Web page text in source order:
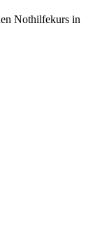
Nothilfekurs in